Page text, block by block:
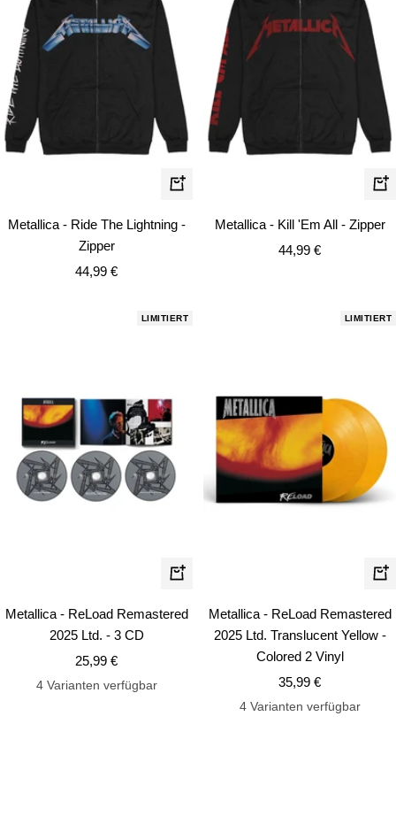
Schnellansicht
Metallica - Ride The Lightning -
Zipper
Angebotspreis
44,99 €
Metallica - Kill 'Em All - Zipper
Angebotspreis
44,99 €
LIMITIERT
In
Warenkorb
Metallica - ReLoad Remastered
2025 Ltd. - 3 CD
Angebotspreis
25,99 €
4 Varianten verfügbar
LIMITIERT
In
Metallica - ReLoad Remastered
2025 Ltd. Translucent Yellow -
Colored 2 Vinyl
Angebotspreis
35,99 €
4 Varianten verfügbar